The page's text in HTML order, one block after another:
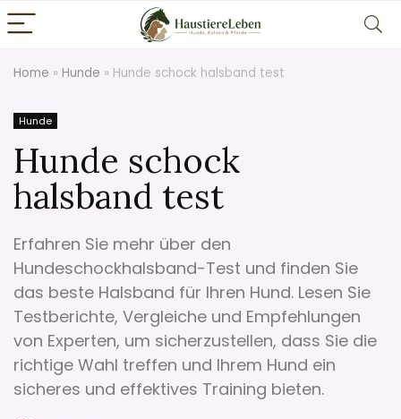
Home » Hunde » Hunde schock halsband test
Hunde
Hunde schock
halsband test
Erfahren Sie mehr über den
Hundeschockhalsband-Test und finden Sie
das beste Halsband für Ihren Hund. Lesen Sie
Testberichte, Vergleiche und Empfehlungen
von Experten, um sicherzustellen, dass Sie die
richtige Wahl treffen und Ihrem Hund ein
sicheres und effektives Training bieten.